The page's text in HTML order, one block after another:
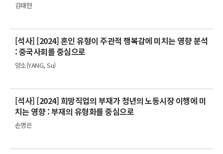
김태현
[석사] [2024] 혼인 유형이 주관적 행복감에 미치는 영향 분석
: 중국사회를 중심으로
양소(YANG, Su)
[석사] [2024] 희망직업의 부재가 청년의 노동시장 이행에 미
치는 영향 : 부재의 유형화를 중심으로
손명은